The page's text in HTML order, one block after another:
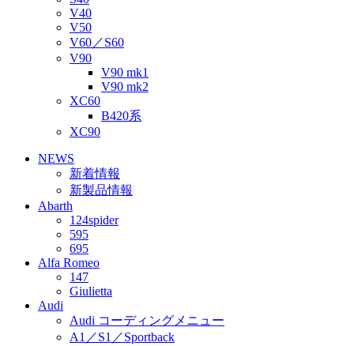
V40
V50
V60／S60
V90
V90 mk1
V90 mk2
XC60
B420系
XC90
NEWS
新着情報
新製品情報
Abarth
124spider
595
695
Alfa Romeo
147
Giulietta
Audi
Audi コーディングメニュー
A1／S1／Sportback